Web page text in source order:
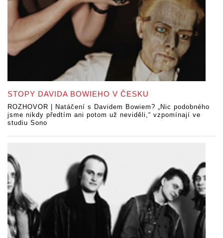
STOPY DAVIDA BOWIEHO V ČESKU
ROZHOVOR | Natáčení s Davidem Bowiem? „Nic podobného
jsme nikdy předtím ani potom už neviděli,“ vzpomínají ve
studiu Sono